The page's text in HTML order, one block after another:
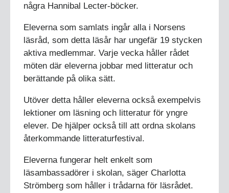
några Hannibal Lecter-böcker.
Eleverna som samlats ingår alla i Norsens
läsråd, som detta läsår har ungefär 19 stycken
aktiva medlemmar. Varje vecka håller rådet
möten där eleverna jobbar med litteratur och
berättande på olika sätt.
Utöver detta håller eleverna också exempelvis
lektioner om läsning och litteratur för yngre
elever. De hjälper också till att ordna skolans
återkommande litteraturfestival.
Eleverna fungerar helt enkelt som
läsambassadörer i skolan, säger Charlotta
Strömberg som håller i trådarna för läsrådet.